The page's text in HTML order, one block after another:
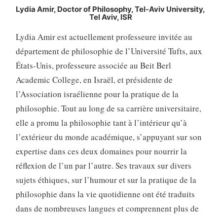
Lydia Amir, Doctor of Philosophy, Tel-Aviv University,
Tel Aviv, ISR
Lydia Amir est actuellement professeure invitée au
département de philosophie de l’Université Tufts, aux
États-Unis, professeure associée au Beit Berl
Academic College, en Israël, et présidente de
l’Association israélienne pour la pratique de la
philosophie. Tout au long de sa carrière universitaire,
elle a promu la philosophie tant à l’intérieur qu’à
l’extérieur du monde académique, s’appuyant sur son
expertise dans ces deux domaines pour nourrir la
réflexion de l’un par l’autre. Ses travaux sur divers
sujets éthiques, sur l’humour et sur la pratique de la
philosophie dans la vie quotidienne ont été traduits
dans de nombreuses langues et comprennent plus de